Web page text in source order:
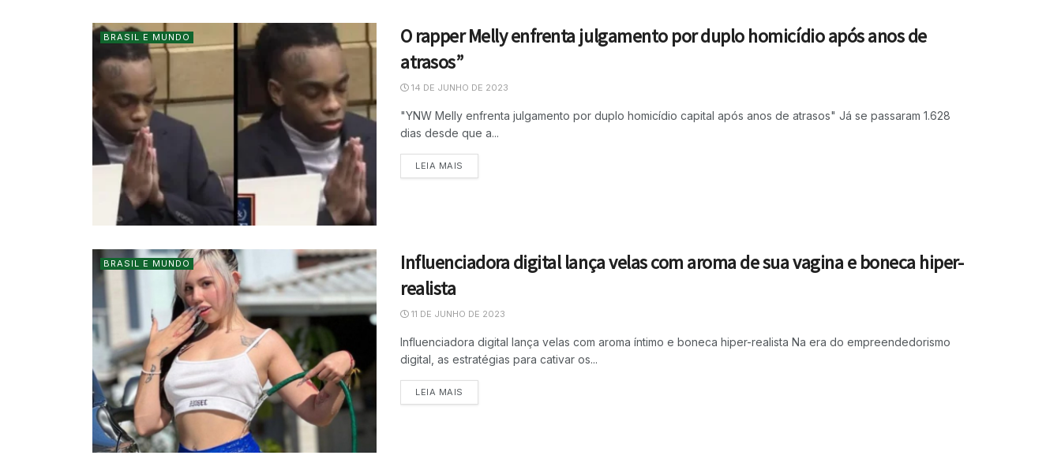
BRASIL E MUNDO
O rapper Melly enfrenta julgamento por duplo homicídio após anos de
atrasos”
14 DE JUNHO DE 2023
"YNW Melly enfrenta julgamento por duplo homicídio capital após anos de atrasos" Já se passaram 1.628
dias desde que a...
LEIA MAIS
BRASIL E MUNDO
Influenciadora digital lança velas com aroma de sua vagina e boneca hiper-
realista
11 DE JUNHO DE 2023
Influenciadora digital lança velas com aroma íntimo e boneca hiper-realista Na era do empreendedorismo
digital, as estratégias para cativar os...
LEIA MAIS